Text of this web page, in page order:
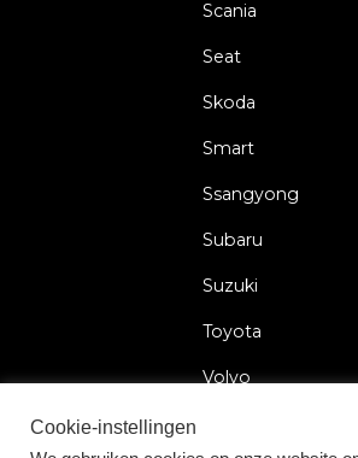
Scania
Seat
Skoda
Smart
Ssangyong
Subaru
Suzuki
Toyota
Volvo
Cookie-instellingen